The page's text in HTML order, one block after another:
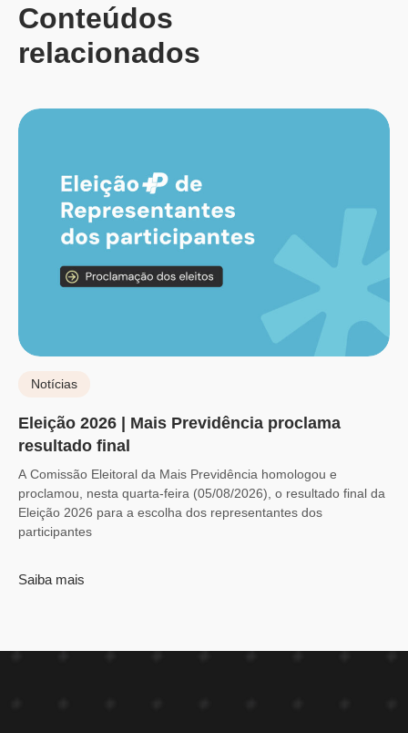
Conteúdos
relacionados
Notícias
Eleição 2026 | Mais Previdência proclama
resultado final
A Comissão Eleitoral da Mais Previdência homologou e
proclamou, nesta quarta-feira (05/08/2026), o resultado final da
Eleição 2026 para a escolha dos representantes dos
participantes
Saiba mais